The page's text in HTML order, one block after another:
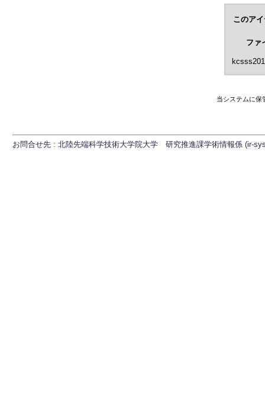
このア
ファ
当システムに保
お問合せ先 : 北陸先端科学技術大学院大学 研究推進課学術情報係 (ir-